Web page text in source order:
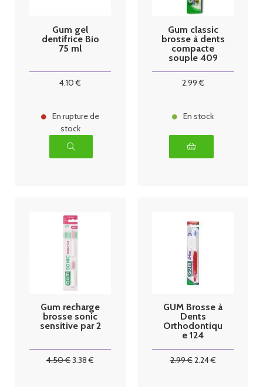
Gum gel
dentifrice Bio
75 ml
4.10 €
En rupture de
stock
Gum classic
brosse à dents
compacte
souple 409
2.99€
En stock
Gum recharge
brosse sonic
sensitive par 2
4.50€3.38 €
GUM Brosse à
Dents
Orthodontiqu
e 124
2.99€2.24€